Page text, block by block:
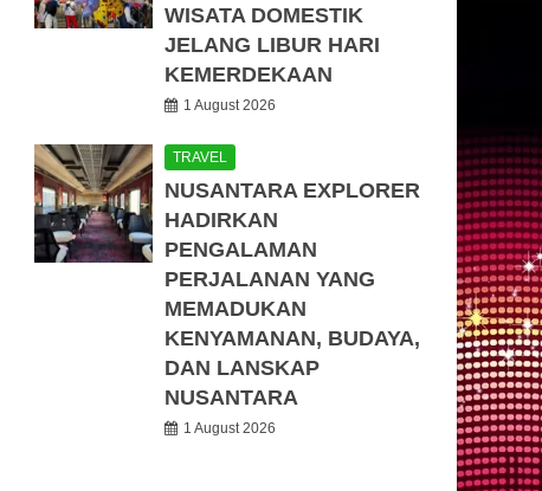
WISATA DOMESTIK
JELANG LIBUR HARI
KEMERDEKAAN
1 August 2026
TRAVEL
NUSANTARA EXPLORER
HADIRKAN
PENGALAMAN
PERJALANAN YANG
MEMADUKAN
KENYAMANAN, BUDAYA,
DAN LANSKAP
NUSANTARA
1 August 2026